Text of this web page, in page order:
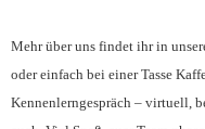
Mehr über uns findet ihr in
oder einfach bei einer Tasse
Kennenlerngespräch – virtuell,